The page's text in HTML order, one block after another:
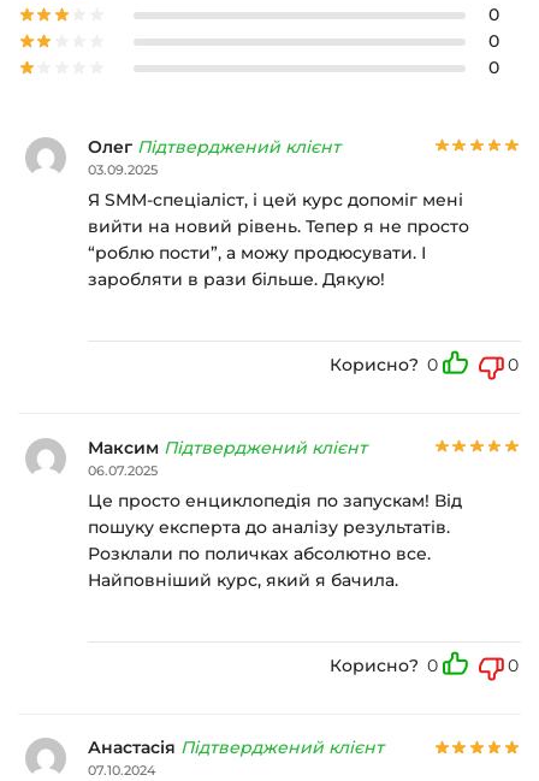
0
0
0
Олег Підтверджений клієнт
03.09.2025
Я SMM-спеціаліст, і цей курс допоміг мені
вийти на новий рівень. Тепер я не просто
“роблю пости”, а можу продюсувати. І
заробляти в рази більше. Дякую!
Корисно? 0 0
Максим Підтверджений клієнт
06.07.2025
Це просто енциклопедія по запускам! Від
пошуку експерта до аналізу результатів.
Розклали по поличках абсолютно все.
Найповніший курс, який я бачила.
Корисно? 0 0
Анастасія Підтверджений клієнт
07.10.2024